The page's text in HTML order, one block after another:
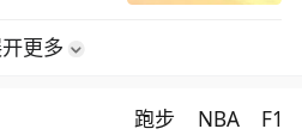
更多
跑步 NBA F1